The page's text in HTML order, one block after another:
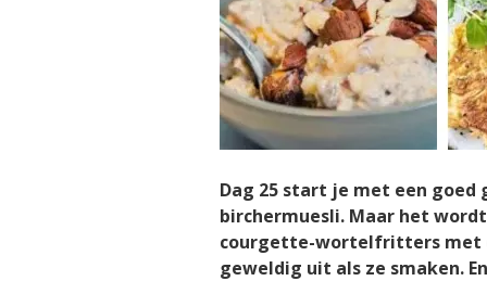
Dag 25 start je met een goed
birchermuesli. Maar het
courgette-wortelfritters met
geweldig uit als ze smaken.